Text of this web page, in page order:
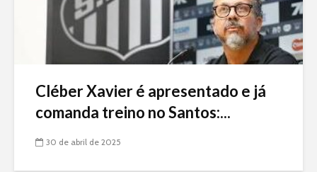
Cléber Xavier é apresentado e já
comanda treino no Santos:...
30 de abril de 2025